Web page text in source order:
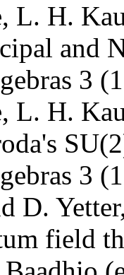
L. H.
and
3
L. H.
3
D.
field